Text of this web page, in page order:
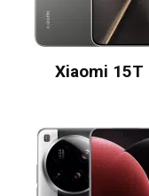
Xiaomi 15T